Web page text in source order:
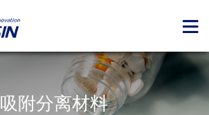
吸附分离材料